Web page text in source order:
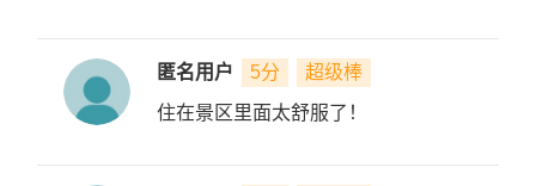
匿名用户 5分
超级棒
住在景区里面太舒服了！